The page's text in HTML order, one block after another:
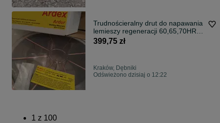
Trudnościeralny drut do napawania
lemieszy regeneracji 60,65,70HRC
5kg
399,75 zł
Kraków, Dębniki
Odświeżono dzisiaj o 12:22
1 z 100